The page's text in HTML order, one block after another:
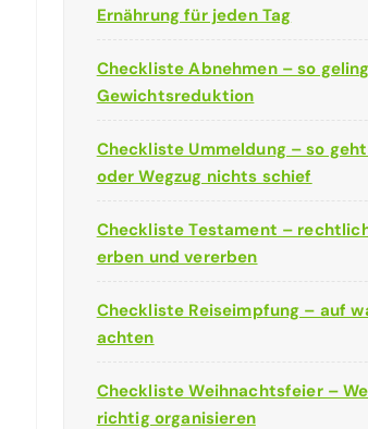
Ernährung für jeden Tag
Checkliste Abnehmen – so
Gewichtsreduktion
Checkliste Ummeldung – so
oder Wegzug nichts schief
Checkliste Testament –
erben und vererben
Checkliste Reiseimpfung – auf
achten
Checkliste Weihnachtsfeier –
richtig organisieren